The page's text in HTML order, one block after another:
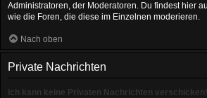
Administratoren, der Moderatoren. Du findest hier
wie die Foren, die diese im Einzelnen moderieren.
Nach oben
Private Nachrichten
Ich kann keine Privaten Nachrichten verschicken!